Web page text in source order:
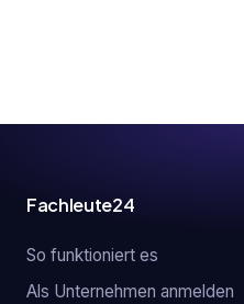
Fachleute24
So funktioniert es
Als Unternehmen anmelden